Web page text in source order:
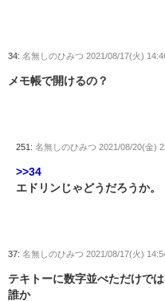
34: 名無しのひみつ 2021/08/17(火)
メモ帳で開けるの？
251: 名無しのひみつ 2021/08/20(金)
>>34
エドリンじゃどうだろうか。
37: 名無しのひみつ 2021/08/17(火)
テキトーに数字並べただけで
誰か